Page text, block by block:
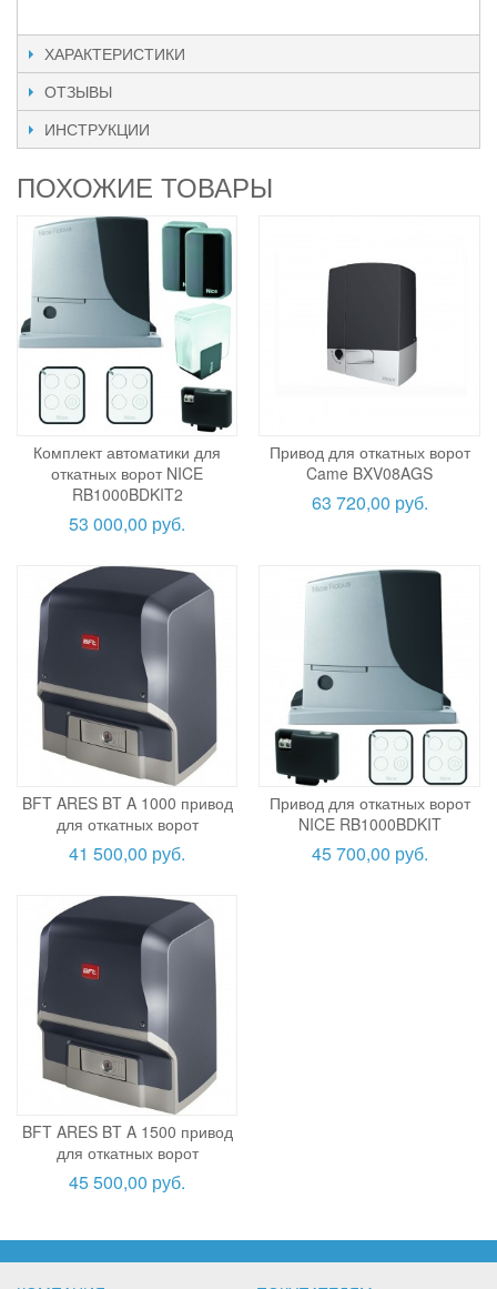
ХАРАКТЕРИСТИКИ
ОТЗЫВЫ
ИНСТРУКЦИИ
ПОХОЖИЕ ТОВАРЫ
Комплект автоматики для
откатных ворот NICE
RB1000BDKIT2
53 000,00 руб.
Привод для откатных ворот
Came BXV08AGS
63 720,00 руб.
BFT ARES BT A 1000 привод
для откатных ворот
41 500,00 руб.
Привод для откатных ворот
NICE RB1000BDKIT
45 700,00 руб.
BFT ARES BT A 1500 привод
для откатных ворот
45 500,00 руб.